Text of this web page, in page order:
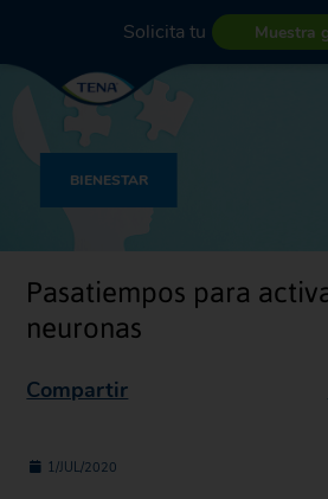
Solicita tu Muestra
BIENESTAR
Pasatiempos para
neuronas
Compartir
1/JUL/2020